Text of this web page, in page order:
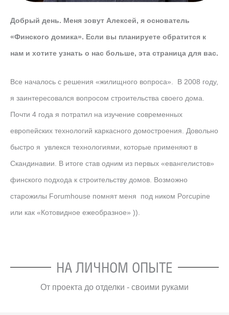
Добрый день. Меня зовут Алексей, я основатель
«Финского домика». Если вы планируете обратится к
нам и хотите узнать о нас больше, эта страница для вас.
Все началось с решения «жилищного вопроса». В 2008 году,
я заинтересовался вопросом строительства своего дома.
Почти 4 года я потратил на изучение современных
европейских технологий каркасного домостроения. Довольно
быстро я увлекся технологиями, которые применяют в
Скандинавии. В итоге став одним из первых «евангелистов»
финского подхода к строительству домов. Возможно
старожилы Forumhouse помнят меня под ником Porcupine
или как «Котовидное ежеобразное» )).
НА ЛИЧНОМ ОПЫТЕ
От проекта до отделки - своими руками